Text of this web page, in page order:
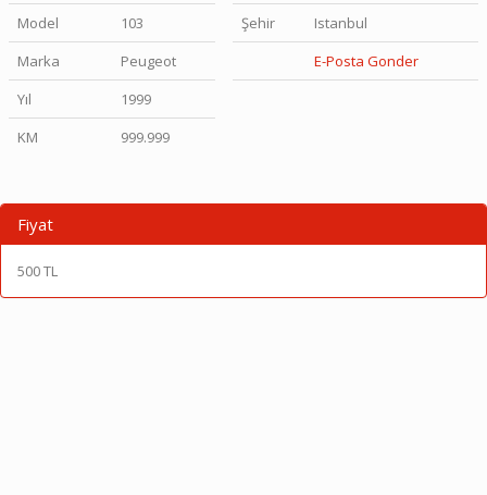
Model
103
Marka
Peugeot
Yıl
1999
KM
999.999
Şehir
Istanbul
E-Posta Gonder
Fiyat
500 TL